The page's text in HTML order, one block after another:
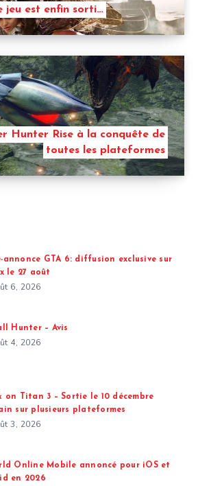
jeu est enfin sorti…
Hunter Rise à la conquête de
toutes les plateformes
annonce GTA 6: diffusion exclusive sur
le 27 août
6, 2026
Hunter – Avis
4, 2026
on Titan 3 – Sortie le 10 décembre
sur plusieurs plateformes
3, 2026
Online Mobile annoncé pour iOS et
en 2026